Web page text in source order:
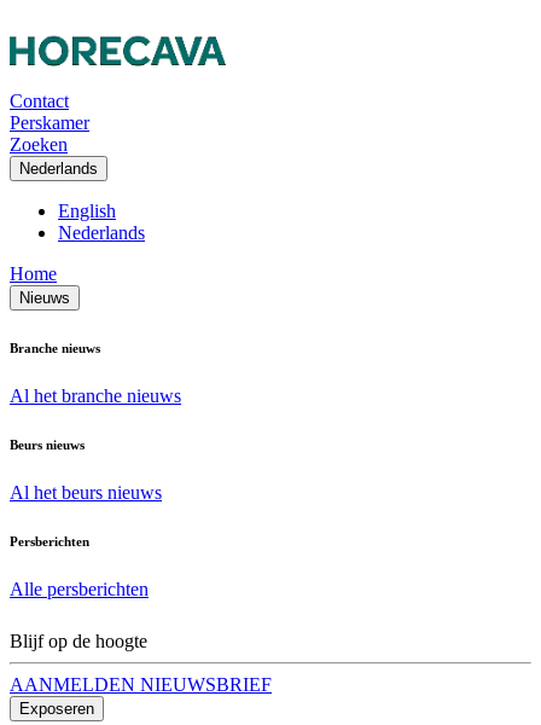
Contact
Perskamer
Zoeken
Nederlands
English
Nederlands
Home
Nieuws
Branche nieuws
Al het branche nieuws
Beurs nieuws
Al het beurs nieuws
Persberichten
Alle persberichten
Blijf op de hoogte
AANMELDEN NIEUWSBRIEF
Exposeren